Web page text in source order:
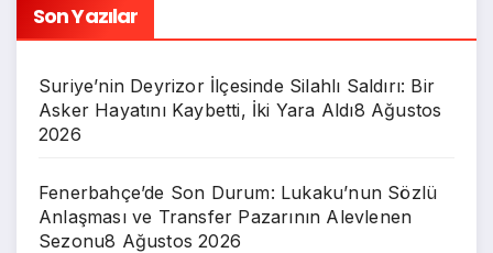
Son Yazılar
Suriye’nin Deyrizor İlçesinde Silahlı Saldırı: Bir
Asker Hayatını Kaybetti, İki Yara Aldı8 Ağustos
2026
Fenerbahçe’de Son Durum: Lukaku’nun Sözlü
Anlaşması ve Transfer Pazarının Alevlenen
Sezonu8 Ağustos 2026